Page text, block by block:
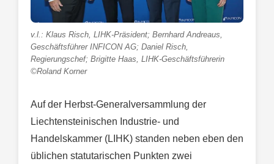
v.l.: Klaus Risch, LIHK-Präsident; Bernhard Andreaus,
Geschäftsführer INFICON AG; Daniel Risch,
Regierungschef; Brigitte Haas, LIHK-Geschäftsführerin
©Roland Korner
Auf der Herbst-Generalversammlung der
Liechtensteinischen Industrie- und
Handelskammer (LIHK) standen neben eben den
üblichen statutarischen Punkten zwei